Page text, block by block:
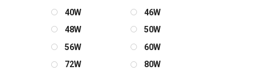
40W
46W
48W
50W
56W
60W
72W
80W